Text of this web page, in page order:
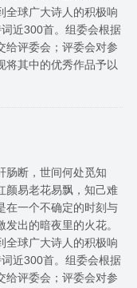
全球广大诗人的积极响
近300首。组委会根据
给评委会；评委会对参
将其中的优秀作品予以
肠断，世间何处觅知
颜易老花易飘，知己难
在一个不确定的时刻与
出的暗夜里的火花。
全球广大诗人的积极响
近300首。组委会根据
给评委会；评委会对参